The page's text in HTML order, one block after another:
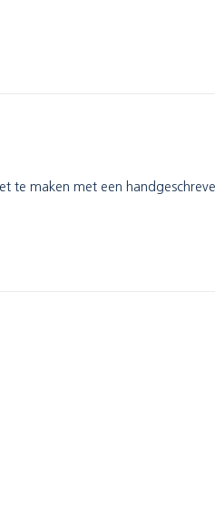
te maken met een